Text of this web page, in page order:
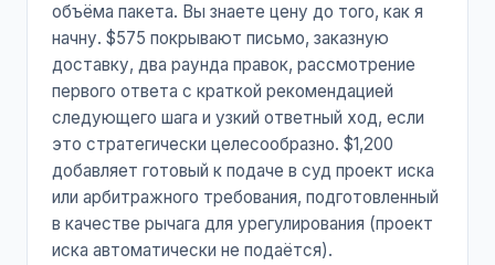
объёма пакета. Вы знаете цену до того, как я
начну. $575 покрывают письмо, заказную
доставку, два раунда правок, рассмотрение
первого ответа с краткой рекомендацией
следующего шага и узкий ответный ход, если
это стратегически целесообразно. $1,200
добавляет готовый к подаче в суд проект иска
или арбитражного требования, подготовленный
в качестве рычага для урегулирования (проект
иска автоматически не подаётся).